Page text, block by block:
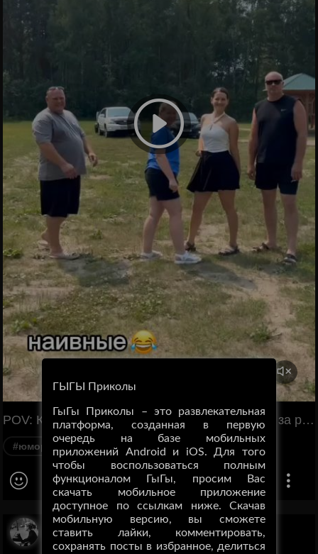
POV: Кто последний добежит до машины, тот за рулем. наивные 😂
#юмор #пранк #Хитрость #ПОВ
Дюшенька
ГЫГЫ Приколы
ГыГы Приколы – это развлекательная
платформа, созданная в первую
очередь на базе мобильных
приложений Android и iOS. Для того
чтобы воспользоваться полным
функционалом ГыГы, просим Вас
скачать мобильное приложение
доступное по ссылкам ниже. Скачав
мобильную версию, вы сможете
ставить лайки, комментировать,
сохранять посты в избранное, делиться